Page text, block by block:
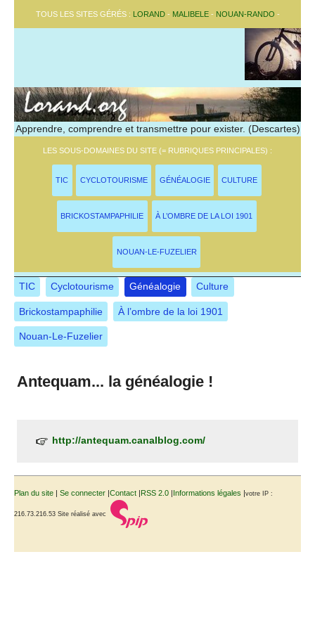
TOUS LES SITES GÉRÉS : LORAND- MALIBELE- NOUAN-RANDO -
Apprendre, comprendre et transmettre pour exister. (Descartes)
LES SOUS-DOMAINES DU SITE (= RUBRIQUES PRINCIPALES) :
TIC CYCLOTOURISME GÉNÉALOGIE CULTURE
BRICKOSTAMPAPHILIE À L’OMBRE DE LA LOI 1901
NOUAN-LE-FUZELIER
TIC Cyclotourisme Généalogie Culture
Brickostampaphilie À l’ombre de la loi 1901
Nouan-Le-Fuzelier
Antequam... la généalogie !
http://antequam.canalblog.com/
Plan du site Se connecter Contact RSS 2.0 Informations légales votre IP :
216.73.216.53 Site réalisé avec